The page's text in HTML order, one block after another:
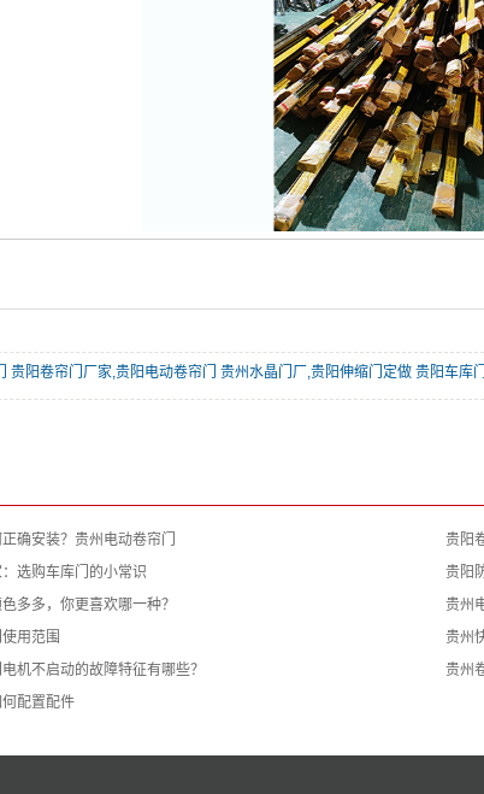
贵阳卷帘门厂家,贵阳电动卷帘门 贵州水晶门厂,贵阳伸缩门定做 贵阳车库门
确安装？贵州电动卷帘门
贵阳
选购车库门的小常识
贵阳
多多，你更喜欢哪一种？
贵州
用范围
贵州
机不启动的故障特征有哪些？
贵州
配置配件